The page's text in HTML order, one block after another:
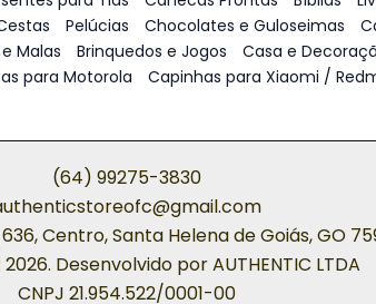
Pelúcias Chocolates e Guloseimas
Malas Brinquedos e Jogos
Casa e
para Motorola Capinhas para Xiaomi /
(64) 99275-3830
Centro, Santa Helena de Goiás, GO
Desenvolvido por AUTHENTIC LTDA
CNPJ 21.954.522/0001-00